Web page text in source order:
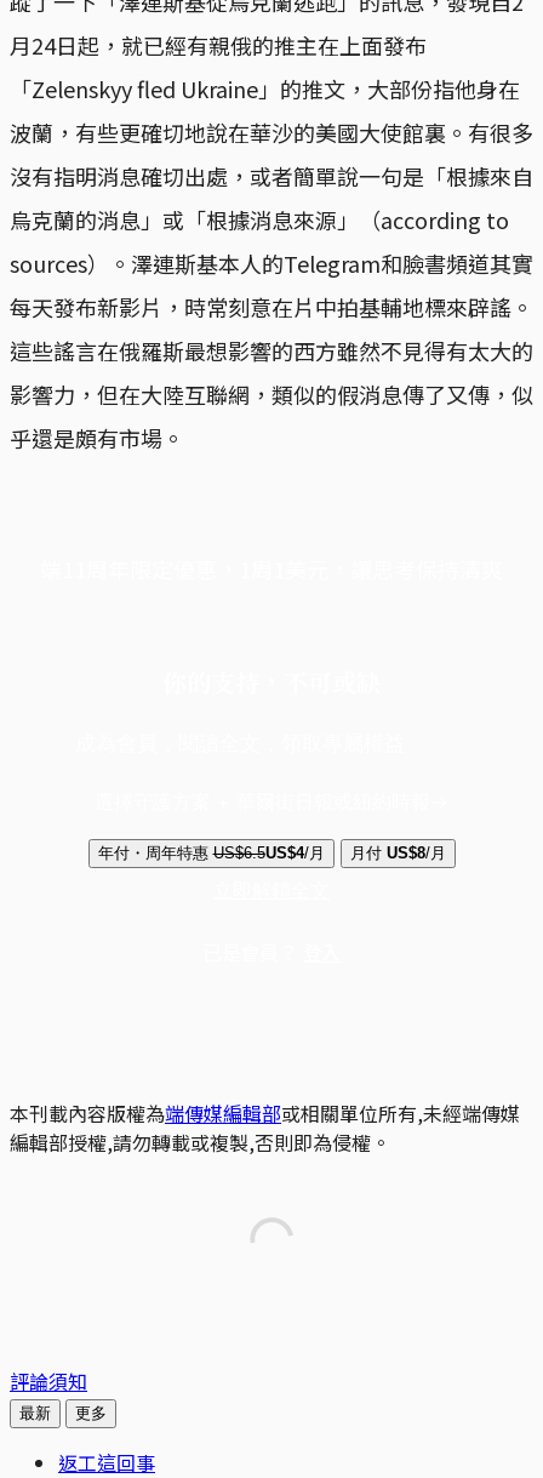
月24日起，就已經有親俄的推主在上面發布
「Zelenskyy fled Ukraine」的推文，大部份指他身在
波蘭，有些更確切地說在華沙的美國大使館裏。有很多
沒有指明消息確切出處，或者簡單說一句是「根據來自
烏克蘭的消息」或「根據消息來源」（according to
sources）。澤連斯基本人的Telegram和臉書頻道其實
每天發布新影片，時常刻意在片中拍基輔地標來辟謠。
這些謠言在俄羅斯最想影響的西方雖然不見得有太大的
影響力，但在大陸互聯網，類似的假消息傳了又傳，似
乎還是頗有市場。
年付・周年特惠 US$6.5US$4/月 月付 US$8/月
本刊載內容版權為端傳媒編輯部或相關單位所有,未經端傳媒
編輯部授權,請勿轉載或複製,否則即為侵權。
評論須知
最新 更多
返工這回事